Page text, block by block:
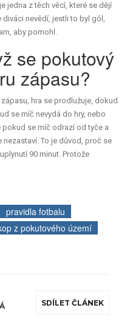
jedna z těch věcí, které se dějí
diváci nevědí, jestli to byl gól,
aby pomohl.
se pokutový
zápasu?
hra se prodlužuje, dokud
se míč nevydá do hry, nebo
se míč odrazí od tyče a
nezastaví. To je důvod, proč se
90 minut. Protože
pravidla fotbalu
z pokutového území
SDÍLET ČLÁNEK